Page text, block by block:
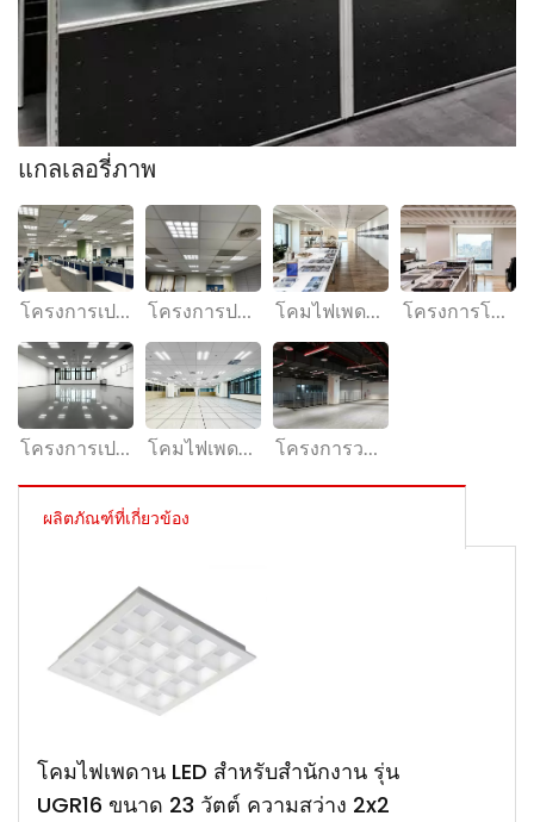
แกลเลอรี่ภาพ
โครงการเปลี่ยนไฟเพดานสำนักงาน โดยSplendor Lighting โครงการปรับปรุงโคมไฟเพดาน LED สำหรับสำนักงาน โดยSplendor Lighting โคมไฟเพดานแบบฝัง 26 วัตต์ สำหรับสำนักงาน แสงไฟเส้นตรงลดแสงสะท้อนSplendor Lighting โครงการโคมไฟเพดานสำนักงานแบบฝังไร้แสงจ้า โดยSplendor Lighting
โครงการเปลี่ยนโคมไฟเพดาน LED สี่เหลี่ยมประหยัดพลังงานขนาด 2x2 -Splendor Lighting โคมไฟเพดานทรงสี่เหลี่ยมแบบฝัง ไม่ทำให้เกิดแสงจ้า ติดตั้งในสำนักงานใหญ่Splendor Lighting โครงการวางแผนและติดตั้งระบบไฟส่องสว่างแบบแขวนไร้แสงจ้าในไต้หวัน - โดยSplendor Lighting
ผลิตภัณฑ์ที่เกี่ยวข้อง
โคมไฟเพดาน LED สำหรับสำนักงาน รุ่น
UGR16 ขนาด 23 วัตต์ ความสว่าง 2x2